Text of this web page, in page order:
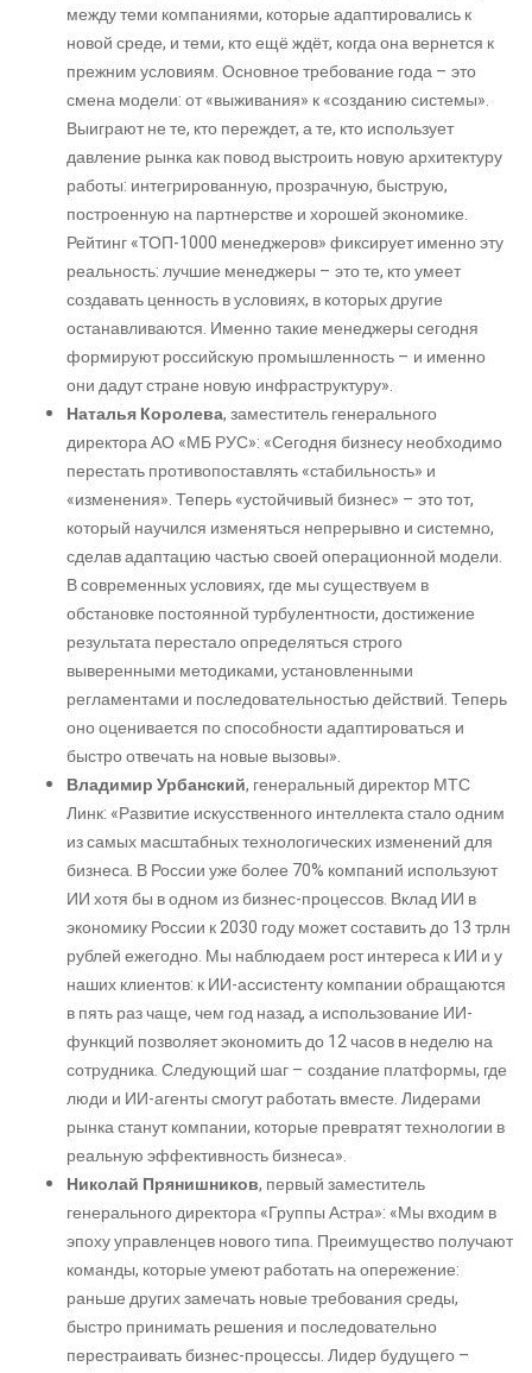
между теми компаниями, которые адаптировались к
новой среде, и теми, кто ещё ждёт, когда она вернется к
прежним условиям. Основное требование года – это
смена модели: от «выживания» к «созданию системы».
Выиграют не те, кто переждет, а те, кто использует
давление рынка как повод выстроить новую архитектуру
работы: интегрированную, прозрачную, быструю,
построенную на партнерстве и хорошей экономике.
Рейтинг «ТОП-1000 менеджеров» фиксирует именно эту
реальность: лучшие менеджеры – это те, кто умеет
создавать ценность в условиях, в которых другие
останавливаются. Именно такие менеджеры сегодня
формируют российскую промышленность – и именно
они дадут стране новую инфраструктуру».
Наталья Королева, заместитель генерального
директора АО «МБ РУС»: «Сегодня бизнесу необходимо
перестать противопоставлять «стабильность» и
«изменения». Теперь «устойчивый бизнес» – это тот,
который научился изменяться непрерывно и системно,
сделав адаптацию частью своей операционной модели.
В современных условиях, где мы существуем в
обстановке постоянной турбулентности, достижение
результата перестало определяться строго
выверенными методиками, установленными
регламентами и последовательностью действий. Теперь
оно оценивается по способности адаптироваться и
быстро отвечать на новые вызовы».
Владимир Урбанский, генеральный директор МТС
Линк: «Развитие искусственного интеллекта стало одним
из самых масштабных технологических изменений для
бизнеса. В России уже более 70% компаний используют
ИИ хотя бы в одном из бизнес-процессов. Вклад ИИ в
экономику России к 2030 году может составить до 13 трлн
рублей ежегодно. Мы наблюдаем рост интереса к ИИ и у
наших клиентов: к ИИ-ассистенту компании обращаются
в пять раз чаще, чем год назад, а использование ИИ-
функций позволяет экономить до 12 часов в неделю на
сотрудника. Следующий шаг – создание платформы, где
люди и ИИ-агенты смогут работать вместе. Лидерами
рынка станут компании, которые превратят технологии в
реальную эффективность бизнеса».
Николай Прянишников, первый заместитель
генерального директора «Группы Астра»: «Мы входим в
эпоху управленцев нового типа. Преимущество получают
команды, которые умеют работать на опережение:
раньше других замечать новые требования среды,
быстро принимать решения и последовательно
перестраивать бизнес-процессы. Лидер будущего –